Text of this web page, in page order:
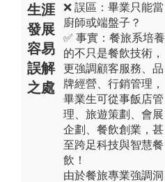
生涯
發展
容易
誤解
之處
❌ 誤區：畢業只能當
廚師或端盤子？
✅ 事實：餐旅系培養
的不只是餐飲技術，
更強調顧客服務、品
牌經營、行銷管理，
畢業生可從事飯店管
理、旅遊策劃、會展
企劃、餐飲創業，甚
至跨足科技與智慧餐
飲！
由於餐旅專業強調洞